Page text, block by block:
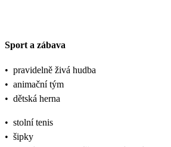
Sport a zábava
• pravidelně živá hudba
• animační tým
• dětská herna
• stolní tenis
• šipky